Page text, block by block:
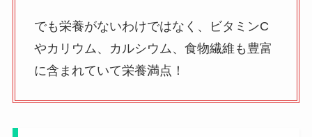
でも栄養がないわけではなく、ビタミンC
やカリウム、カルシウム、食物繊維も豊富
に含まれていて栄養満点！